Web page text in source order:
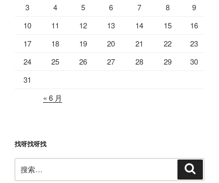
3
4 5 6 7 8
9
10
11 12 13 14 15
16
17
18 19 20 21 22
23
24
25 26 27 28 29
30
31
« 6 月
找呀找呀找
索：